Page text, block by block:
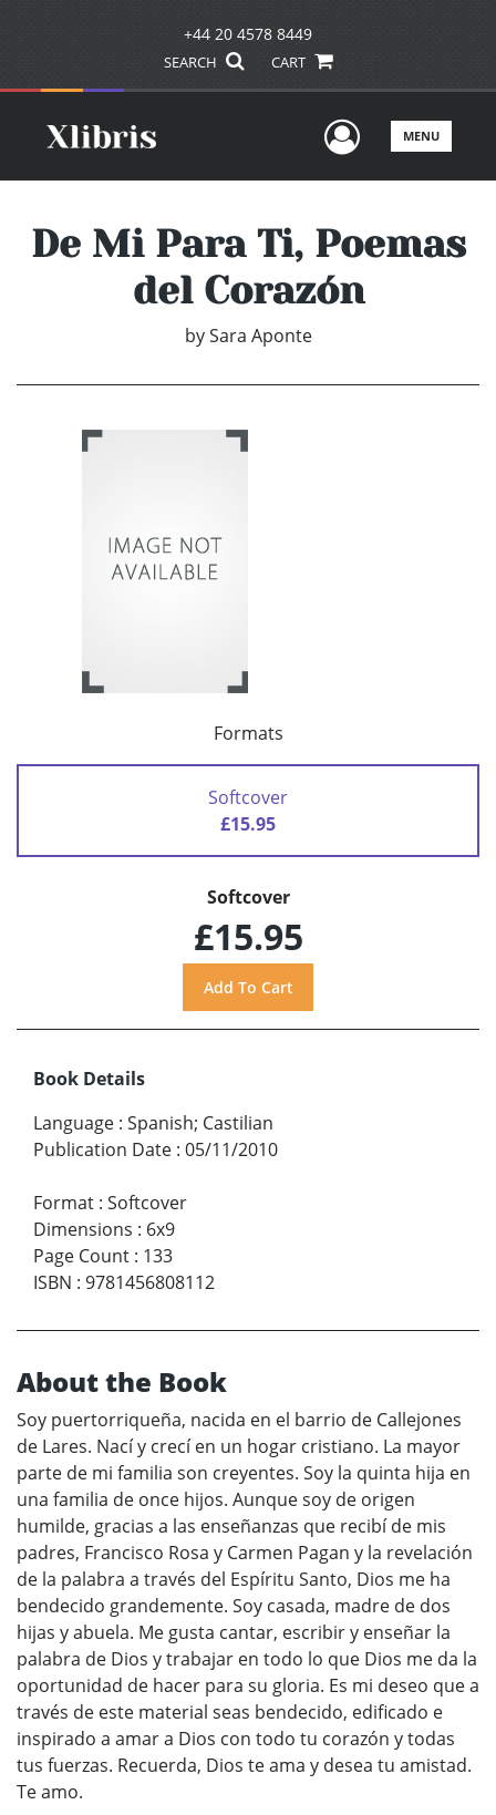
+44 20 4578 8449
SEARCH CART
UserMENU
De Mi Para Ti, Poemas
del Corazón
by Sara Aponte
Formats
Softcover
£15.95
Softcover
£15.95
Book Details
Language : Spanish; Castilian
Publication Date : 05/11/2010
Format : Softcover
Dimensions : 6x9
Page Count : 133
ISBN : 9781456808112
About the Book
Soy puertorriqueña, nacida en el barrio de Callejones
de Lares. Nací y crecí en un hogar cristiano. La mayor
parte de mi familia son creyentes. Soy la quinta hija en
una familia de once hijos. Aunque soy de origen
humilde, gracias a las enseñanzas que recibí de mis
padres, Francisco Rosa y Carmen Pagan y la revelación
de la palabra a través del Espíritu Santo, Dios me ha
bendecido grandemente. Soy casada, madre de dos
hijas y abuela. Me gusta cantar, escribir y enseñar la
palabra de Dios y trabajar en todo lo que Dios me da la
oportunidad de hacer para su gloria. Es mi deseo que a
través de este material seas bendecido, edificado e
inspirado a amar a Dios con todo tu corazón y todas
tus fuerzas. Recuerda, Dios te ama y desea tu amistad.
Te amo.